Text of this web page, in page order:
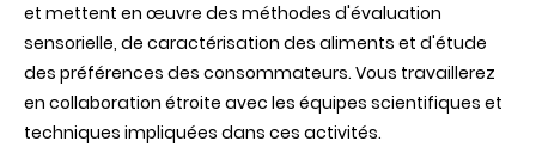
et mettent en œuvre des méthodes d'évaluation
sensorielle, de caractérisation des aliments et d'étude
des préférences des consommateurs. Vous travaillerez
en collaboration étroite avec les équipes scientifiques et
techniques impliquées dans ces activités.